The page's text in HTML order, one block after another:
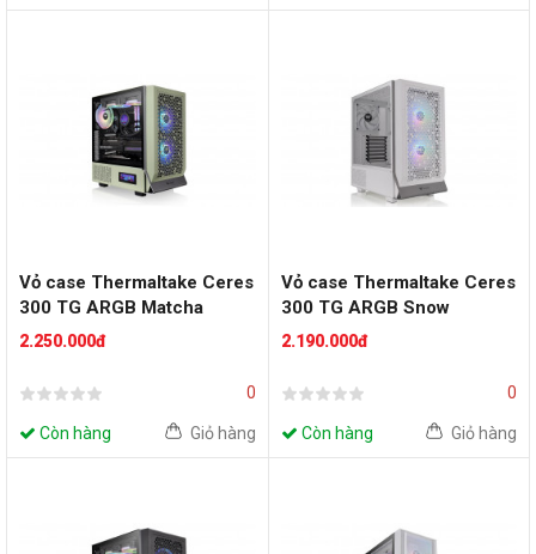
Vỏ case Thermaltake Ceres
300 TG ARGB Matcha
Green
2.250.000đ
0
Còn hàng Giỏ hàng
Vỏ case Thermaltake Ceres
300 TG ARGB Snow
2.190.000đ
0
Còn hàng Giỏ hàng